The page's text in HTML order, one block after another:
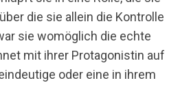
die sie allein die Kontrolle
sie womöglich die echte
mit ihrer Protagonistin auf
oder eine in ihrem